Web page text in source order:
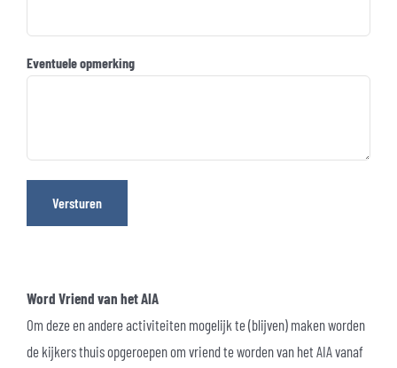
Eventuele opmerking
Versturen
Word Vriend van het AIA
Om deze en andere activiteiten mogelijk te (blijven) maken worden
de kijkers thuis opgeroepen om vriend te worden van het AIA vanaf